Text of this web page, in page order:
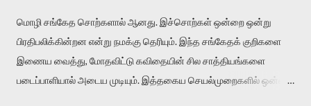
மொழி சங்கேத சொற்களால் ஆனது. இச்சொற்கள் ஒன்றை ஒன்று
பிரதிபலிக்கின்றன என்று நமக்கு தெரியும். இந்த சங்கேதக் குறிகளை
இணைய வைத்து, மோதவிட்டு கவிதையின் சில சாத்தியங்களை
படைப்பாளியால் அடைய முடியும். இத்தகைய செயல்முறைகளில் ஒன்றை